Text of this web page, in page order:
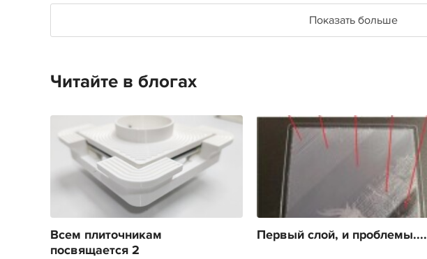
Показать больше
Читайте в блогах
Всем плиточникам
посвящается 2
Первый слой, и проблемы....